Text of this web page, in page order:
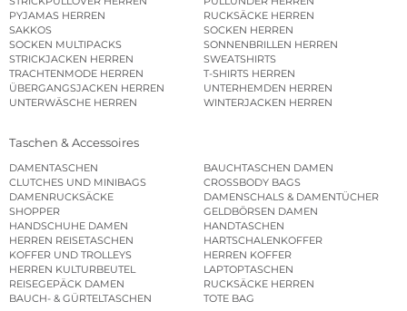
PYJAMAS HERREN
RUCKSÄCKE HERREN
SAKKOS
SOCKEN HERREN
SOCKEN MULTIPACKS
SONNENBRILLEN HERREN
STRICKJACKEN HERREN
SWEATSHIRTS
TRACHTENMODE HERREN
T-SHIRTS HERREN
ÜBERGANGSJACKEN HERREN
UNTERHEMDEN HERREN
UNTERWÄSCHE HERREN
WINTERJACKEN HERREN
Taschen & Accessoires
DAMENTASCHEN
BAUCHTASCHEN DAMEN
CLUTCHES UND MINIBAGS
CROSSBODY BAGS
DAMENRUCKSÄCKE
DAMENSCHALS & DAMENTÜCHER
SHOPPER
GELDBÖRSEN DAMEN
HANDSCHUHE DAMEN
HANDTASCHEN
HERREN REISETASCHEN
HARTSCHALENKOFFER
KOFFER UND TROLLEYS
HERREN KOFFER
HERREN KULTURBEUTEL
LAPTOPTASCHEN
REISEGEPÄCK DAMEN
RUCKSÄCKE HERREN
BAUCH- & GÜRTELTASCHEN
TOTE BAG